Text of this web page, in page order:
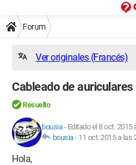
Forum
Ver originales (Francés)
Cableado de
Resuelto
bousia- Editado el 8 oct. 2015
bousia- 11 oct. 2015 a las
Hola,